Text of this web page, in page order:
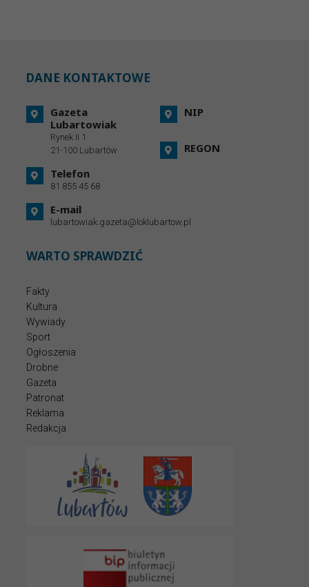
DANE KONTAKTOWE
Gazeta
Lubartowiak
Rynek II 1
21-100 Lubartów
Telefon
81 855 45 68
E-mail
lubartowiak.gazeta@loklubartow.pl
NIP
REGON
WARTO SPRAWDZIĆ
Fakty
Kultura
Wywiady
Sport
Ogłoszenia
Drobne
Gazeta
Patronat
Reklama
Redakcja